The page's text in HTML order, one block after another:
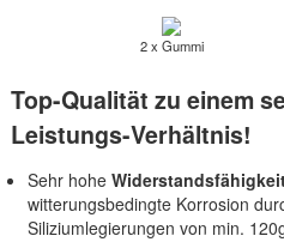
2 x Gummi
Top-Qualität zu einem
Leistungs-Verhältnis!
Sehr hohe
witterungsbedingte Korrosion
Siliziumlegierungen von min.